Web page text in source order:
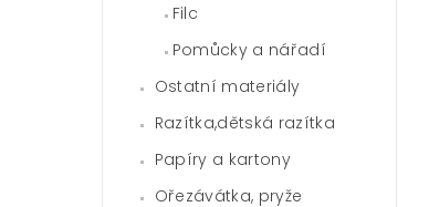
Filc
Pomůcky a nářadí
Ostatní materiály
Razítka,dětská razítka
Papíry a kartony
Ořezávátka, pryže